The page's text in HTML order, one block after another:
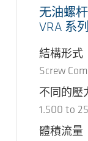
无油螺
VRA 系列
結構形式
Screw
不同的壓
1.500 to
體積流量